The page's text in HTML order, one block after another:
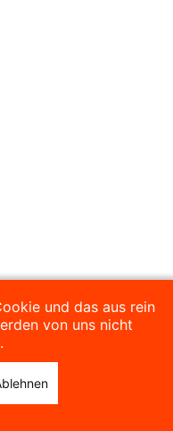
und das aus rein
von uns nicht